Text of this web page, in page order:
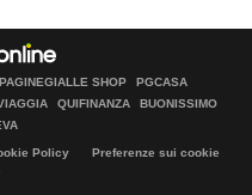
PAGINEGIALLE SHOP
PGCASA
QUIFINANZA
BUONISSIMO
Policy
Preferenze sui cookie